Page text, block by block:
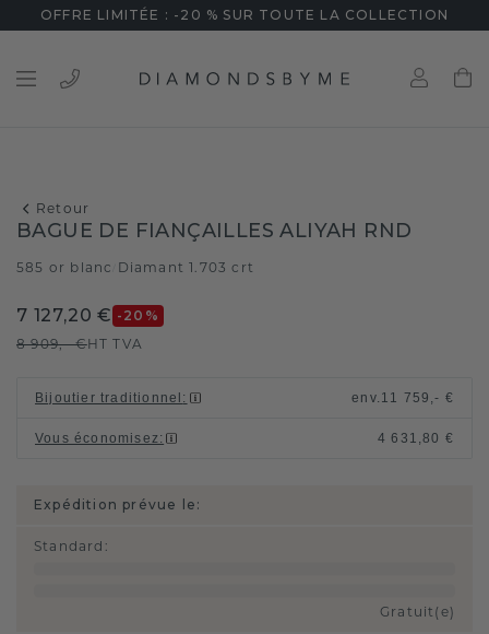
OFFRE LIMITÉE : -20 % SUR TOUTE LA COLLECTION
Retour
BAGUE DE FIANÇAILLES ALIYAH RND
585 or blanc Diamant 1.703 crt
7 127,20 € -20 %
8 909,- €HT TVA
Bijoutier traditionnel : env. 11 759,- €
Vous économisez: 4 631,80 €
Expédition prévue le:
Standard :
Gratuit(e)